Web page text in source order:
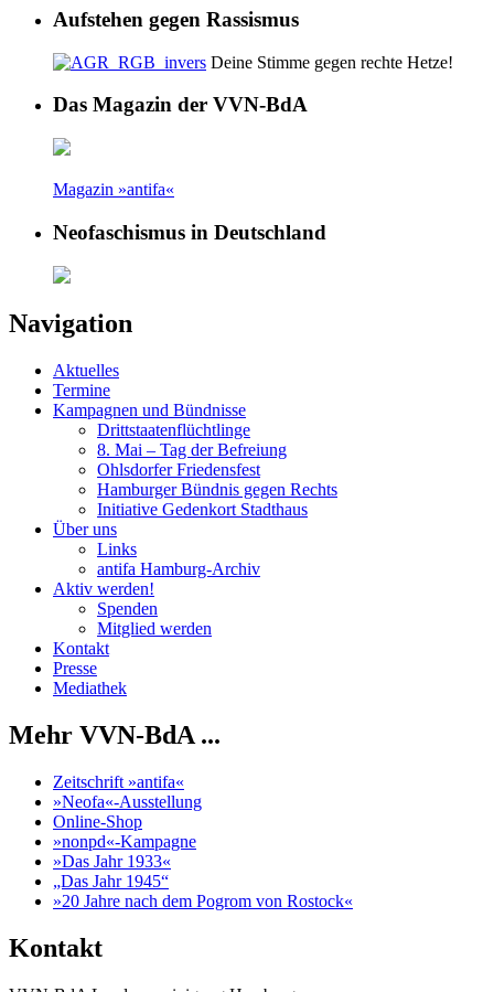
Aufstehen gegen Rassismus
Deine Stimme gegen rechte Hetze!
Das Magazin der VVN-BdA
Magazin »antifa«
Neofaschismus in Deutschland
Navigation
Aktuelles
Termine
Kampagnen und Bündnisse
Drittstaatenflüchtlinge
8. Mai – Tag der Befreiung
Ohlsdorfer Friedensfest
Hamburger Bündnis gegen Rechts
Initiative Gedenkort Stadthaus
Über uns
Links
antifa Hamburg-Archiv
Aktiv werden!
Spenden
Mitglied werden
Kontakt
Presse
Mediathek
Mehr VVN-BdA ...
Zeitschrift »antifa«
»Neofa«-Ausstellung
Online-Shop
»nonpd«-Kampagne
»Das Jahr 1933«
„Das Jahr 1945“
»20 Jahre nach dem Pogrom von Rostock«
Kontakt